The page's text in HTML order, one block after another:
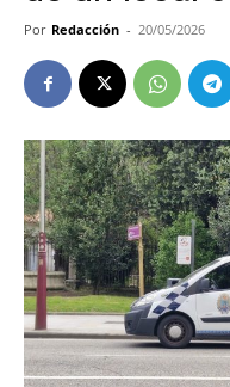
Por Redacción - 20/05/2026